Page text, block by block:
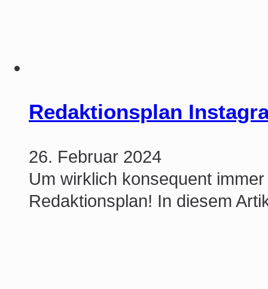
Redaktionsplan
26. Februar 2024
Um wirklich konsequent
Redaktionsplan! In diesem